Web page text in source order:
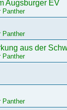
Augsburger EV
Panther
Panther
aus der
Panther
Panther